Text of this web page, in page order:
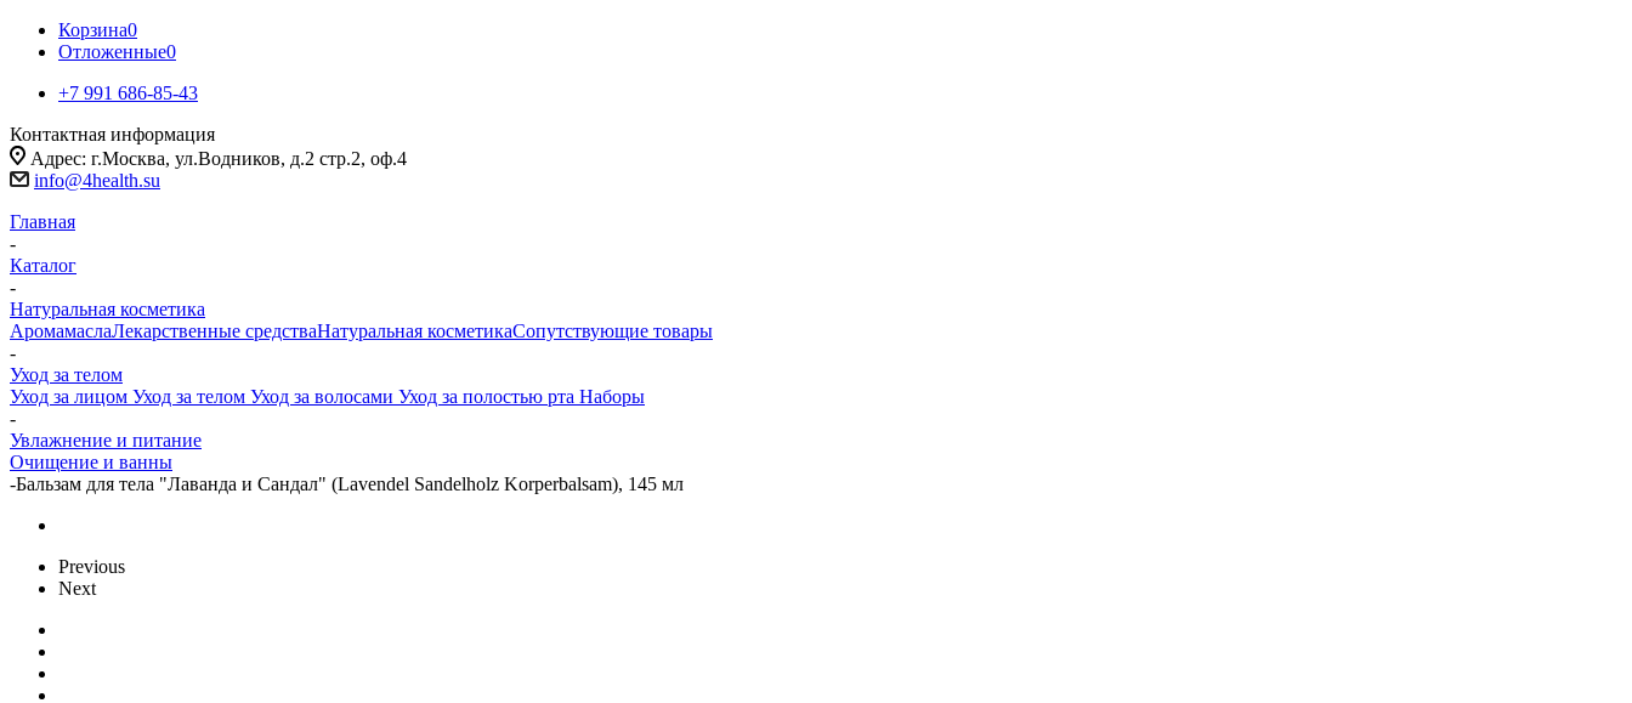
Корзина0
Отложенные0
+7 991 686-85-43
Контактная информация
Адрес: г.Москва, ул.Водников, д.2 стр.2, оф.4
info@4health.su
Главная
-
Каталог
-
Натуральная косметика
АромамаслаЛекарственные средстваНатуральная косметикаСопутствующие товары
-
Уход за телом
Уход за лицом Уход за телом Уход за волосами Уход за полостью рта Наборы
-
Увлажнение и питание
Очищение и ванны
-Бальзам для тела "Лаванда и Сандал" (Lavendel Sandelholz Korperbalsam), 145 мл
Previous
Next